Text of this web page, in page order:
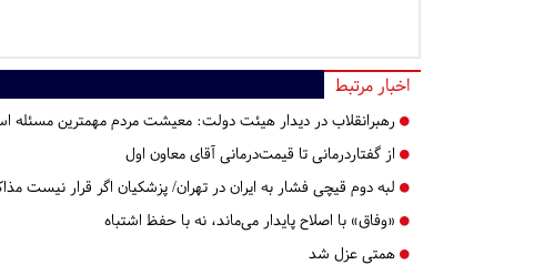
اخبار مرتبط
رهبرانقلاب در دیدار هیئت دولت: معیشت مردم مهمترین مسئله
از گفتاردرمانی تا قیمت‌درمانی آقای معاون اول
لبه دوم قیچی فشار به ایران در تهران/ پزشکیان اگر قرار نیست
«وفاق» با اصلاح پایدار می‌ماند، نه با حفظ اشتباه
همتی عزل شد